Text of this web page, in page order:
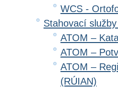
WCS -
Stahovací služby
ATOM –
ATOM –
ATOM –
(RÚIAN)